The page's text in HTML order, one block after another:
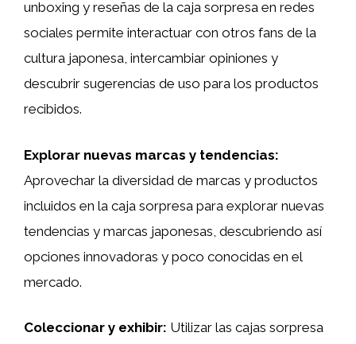
unboxing y reseñas de la caja sorpresa en redes
sociales permite interactuar con otros fans de la
cultura japonesa, intercambiar opiniones y
descubrir sugerencias de uso para los productos
recibidos.
Explorar nuevas marcas y tendencias:
Aprovechar la diversidad de marcas y productos
incluidos en la caja sorpresa para explorar nuevas
tendencias y marcas japonesas, descubriendo así
opciones innovadoras y poco conocidas en el
mercado.
Coleccionar y exhibir: Utilizar las cajas sorpresa